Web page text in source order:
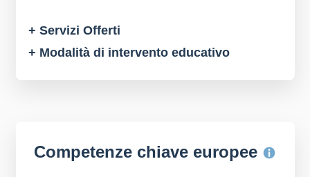
+ Servizi Offerti
+ Modalità di intervento educativo
Competenze chiave europee